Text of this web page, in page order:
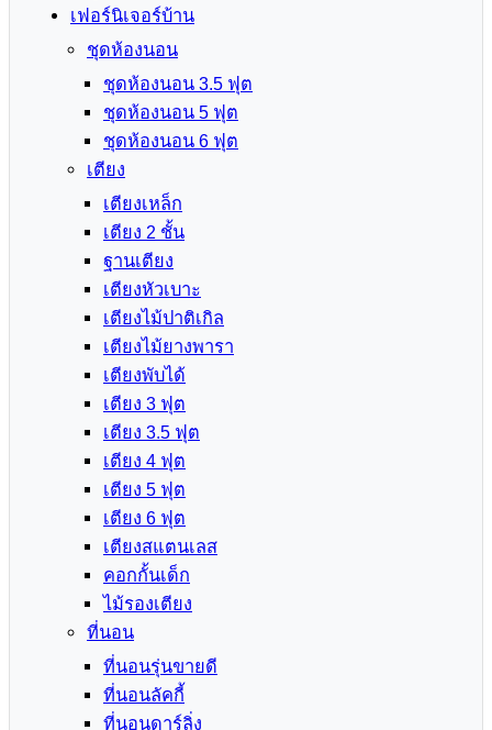
เฟอร์นิเจอร์บ้าน
ชุดห้องนอน
ชุดห้องนอน 3.5 ฟุต
ชุดห้องนอน 5 ฟุต
ชุดห้องนอน 6 ฟุต
เตียง
เตียงเหล็ก
เตียง 2 ชั้น
ฐานเตียง
เตียงหัวเบาะ
เตียงไม้ปาติเกิล
เตียงไม้ยางพารา
เตียงพับได้
เตียง 3 ฟุต
เตียง 3.5 ฟุต
เตียง 4 ฟุต
เตียง 5 ฟุต
เตียง 6 ฟุต
เตียงสแตนเลส
คอกกั้นเด็ก
ไม้รองเตียง
ที่นอน
ที่นอนรุ่นขายดี
ที่นอนลัคกี้
ที่นอนดาร์ลิ่ง